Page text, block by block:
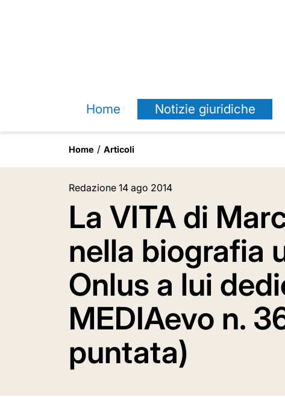
Home Notizie giuridiche
Home Articoli
Redazione 14 ago 2014
La VITA di
nella biografia
Onlus a lui
MEDIAevo n.
puntata)